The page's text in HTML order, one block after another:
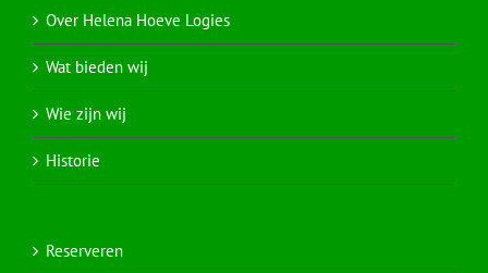
Over Helena Hoeve Logies
Wat bieden wij
Wie zijn wij
Historie
Reserveren